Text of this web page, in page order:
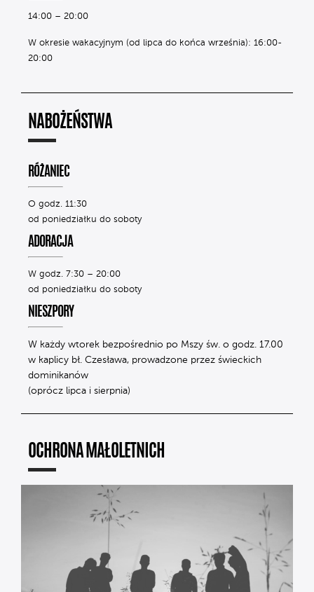
14:00 – 20:00
W okresie wakacyjnym (od lipca do końca września): 16:00-
20:00
NABOŻEŃSTWA
RÓŻANIEC
O godz. 11:30
od poniedziałku do soboty
ADORACJA
W godz. 7:30 – 20:00
od poniedziałku do soboty
NIESZPORY
W każdy wtorek bezpośrednio po Mszy św. o godz. 17.00
w kaplicy bł. Czesława, prowadzone przez świeckich
dominikanów
(oprócz lipca i sierpnia)
OCHRONA MAŁOLETNICH